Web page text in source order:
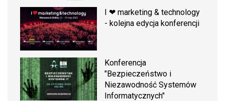
I ❤ marketing & technology
- kolejna edycja konferencji
Konferencja
"Bezpieczeństwo i
Niezawodność Systemów
Informatycznych"